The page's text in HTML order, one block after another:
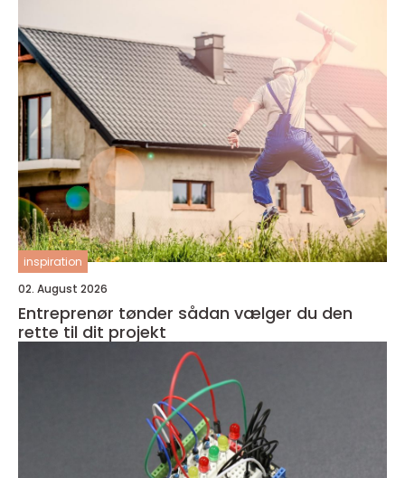
inspiration
02. August 2026
Entreprenør tønder sådan vælger du den
rette til dit projekt